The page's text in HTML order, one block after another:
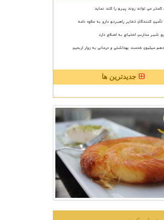
کمتر می تواند روند پیری را کند نماید
کنندگان ذخایر راهبردی دارو به علاوه نامه
شیر مدارس احتیاج به اصلاح دارد
جدیدترین ها